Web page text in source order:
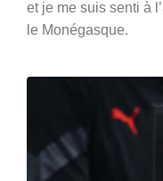
et je me suis senti à
le Monégasque.